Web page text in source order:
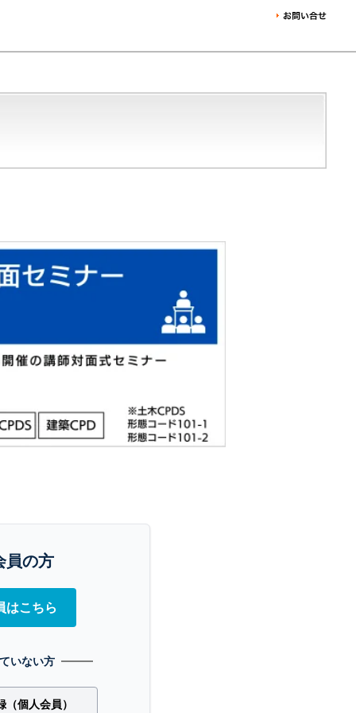
員の方
はこちら
いない方
個人会員）